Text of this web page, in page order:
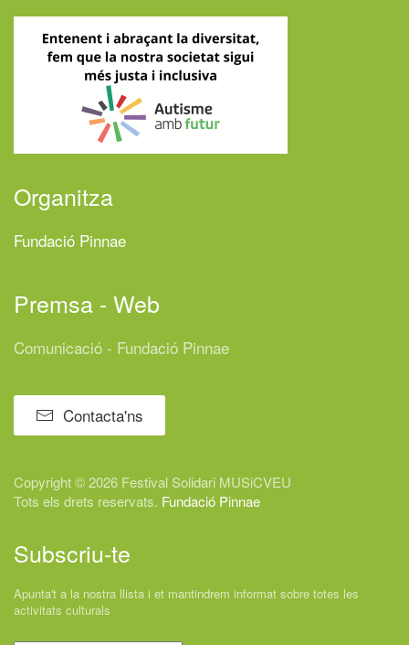
Organitza
Fundació Pinnae
Premsa - Web
Comunicació - Fundació Pinnae
Contacta'ns
Copyright © 2026 Festival Solidari MUSiCVEU
Tots els drets reservats. Fundació Pinnae
Subscriu-te
Apunta't a la nostra llista i et mantindrem informat sobre totes les
activitats culturals